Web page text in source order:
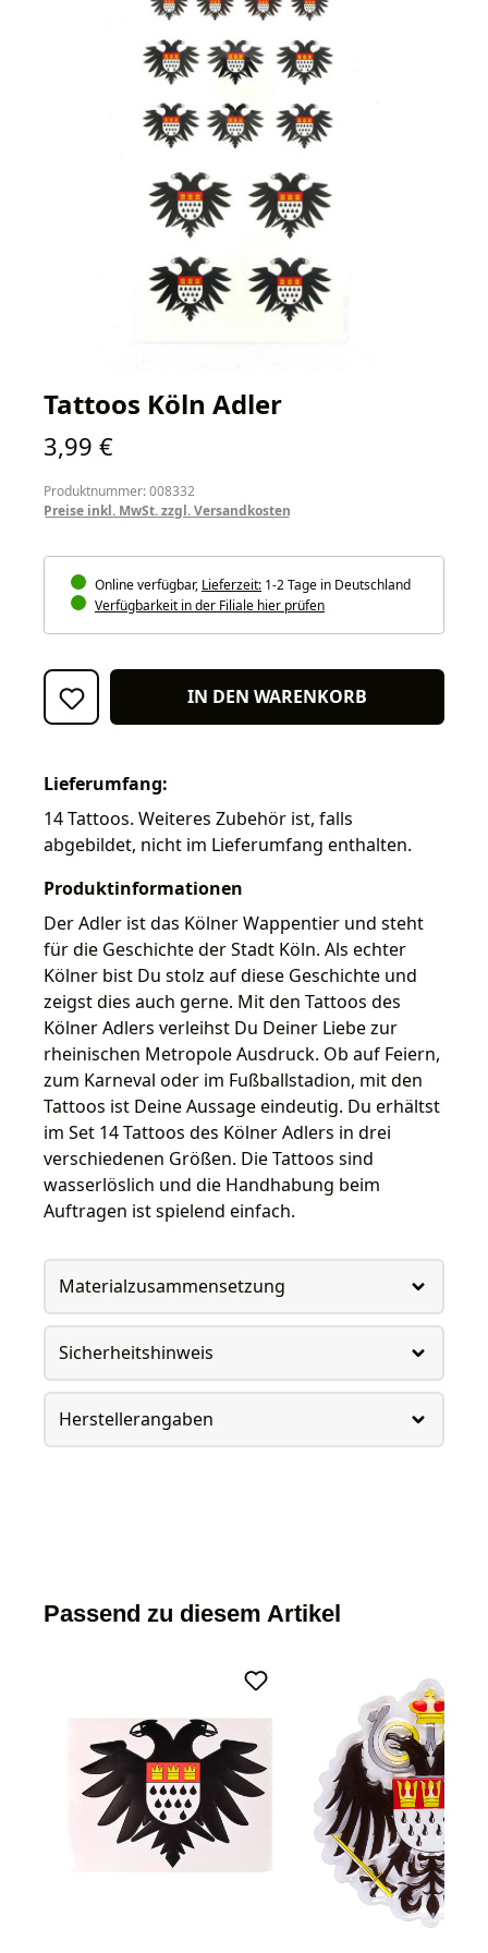
Tattoos Köln Adler
Regulärer Preis:
3,99 €
Produktnummer: 008332
Preise inkl. MwSt. zzgl. Versandkosten
Online verfügbar, Lieferzeit: 1-2 Tage in Deutschland
Verfügbarkeit in der Filiale hier prüfen
IN DEN WARENKORB
Lieferumfang:
14 Tattoos. Weiteres Zubehör ist, falls
abgebildet, nicht im Lieferumfang enthalten.
Produktinformationen
Der Adler ist das Kölner Wappentier und steht
für die Geschichte der Stadt Köln. Als echter
Kölner bist Du stolz auf diese Geschichte und
zeigst dies auch gerne. Mit den Tattoos des
Kölner Adlers verleihst Du Deiner Liebe zur
rheinischen Metropole Ausdruck. Ob auf Feiern,
zum Karneval oder im Fußballstadion, mit den
Tattoos ist Deine Aussage eindeutig. Du erhältst
im Set 14 Tattoos des Kölner Adlers in drei
verschiedenen Größen. Die Tattoos sind
wasserlöslich und die Handhabung beim
Auftragen ist spielend einfach.
Materialzusammensetzung
Sicherheitshinweis
Herstellerangaben
Passend zu diesem Artikel